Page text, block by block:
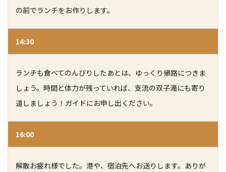
の前でランチをお作りします。
14:30
ランチも食べてのんびりしたあとは、ゆっくり帰路につきま
しょう。 時間と体力が残っていれば、支流の双子滝にも寄り
道しましょう！ガイドにお申し出ください。
16:00
解散お疲れ様でした。港や、宿泊先へお送りします。 ありが